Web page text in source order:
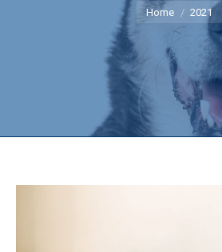
You are here:
Home 2021